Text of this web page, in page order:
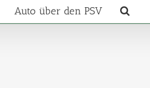
Auto über den PSV